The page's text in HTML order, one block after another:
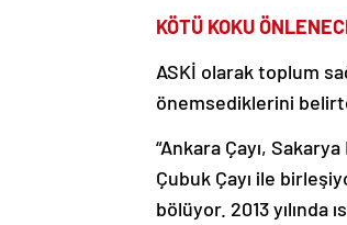
KÖTÜ KOKU
ASKİ olarak toplum
önemsediklerini
“Ankara Çayı,
Çubuk Çayı ile
bölüyor. 2013 yılında